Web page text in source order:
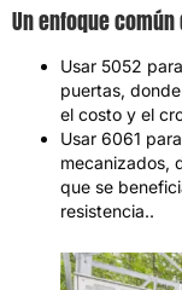
Un enfoque
Usar 5052
puertas,
el costo y el
Usar 6061
mecanizados,
que se
resistencia..